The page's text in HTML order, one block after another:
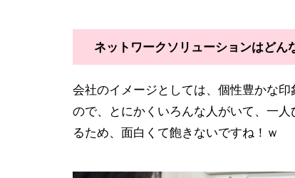
ネットワークソリューションはどん
会社のイメージとしては、個性豊かな
ので、とにかくいろんな人がいて、一
るため、面白くて飽きないですね！ｗ